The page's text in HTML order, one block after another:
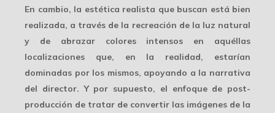
En cambio, la estética realista que buscan está bien
realizada, a través de la recreación de la luz natural
y de abrazar colores intensos en aquéllas
localizaciones que, en la realidad, estarían
dominadas por los mismos, apoyando a la narrativa
del director. Y por supuesto, el enfoque de post-
producción de tratar de convertir las imágenes de la